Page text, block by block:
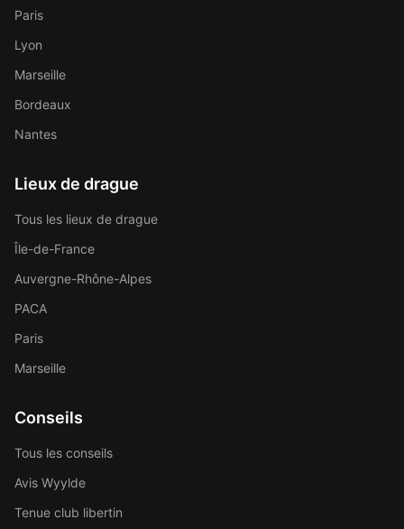
Paris
Lyon
Marseille
Bordeaux
Nantes
Lieux de drague
Tous les lieux de drague
Île-de-France
Auvergne-Rhône-Alpes
PACA
Paris
Marseille
Conseils
Tous les conseils
Avis Wyylde
Tenue club libertin